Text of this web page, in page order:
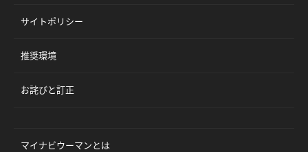
サイトポリシー
推奨環境
お詫びと訂正
マイナビウーマンとは